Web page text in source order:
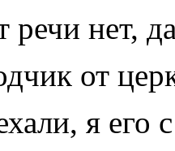
речи нет,
от
я его